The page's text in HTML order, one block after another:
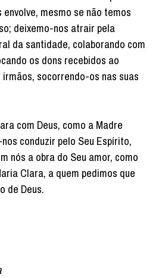
envolve, mesmo se não temos
deixemo-nos atrair pela
da santidade, colaborando com
os dons recebidos ao
socorrendo-os nas suas
com Deus, como a Madre
conduzir pelo Seu Espírito,
nós a obra do Seu amor, como
Clara, a quem pedimos que
de Deus.